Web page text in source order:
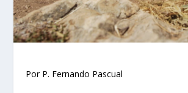
Por P. Fernando Pascual